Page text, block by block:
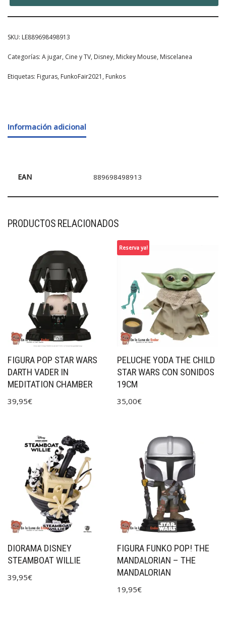
SKU: LE889698498913
Categorías: A jugar, Cine y TV, Disney, Mickey Mouse, Miscelanea
Etiquetas: Figuras, FunkoFair2021 , Funkos
Información adicional
EAN 889698498913
PRODUCTOS RELACIONADOS
FIGURA POP STAR WARS
DARTH VADER IN
MEDITATION CHAMBER
39,95€
Reserva ya!
PELUCHE YODA THE CHILD
STAR WARS CON SONIDOS
19CM
35,00€
DIORAMA DISNEY
STEAMBOAT WILLIE
39,95€
FIGURA FUNKO POP! THE
MANDALORIAN – THE
MANDALORIAN
19,95€